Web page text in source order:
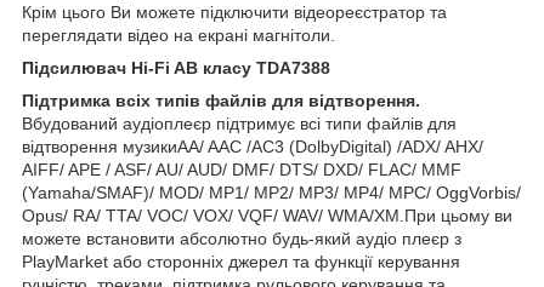
Крім цього Ви можете підключити відеореєстратор та
переглядати відео на екрані магнітоли.
Підсилювач Hi-Fi AB класу TDA7388
Підтримка всіх типів файлів для відтворення.
Вбудований аудіоплеєр підтримує всі типи файлів для
відтворення музикиAA/ AAC /AC3 (DolbyDigital) /ADX/ AHX/
AIFF/ APE / ASF/ AU/ AUD/ DMF/ DTS/ DXD/ FLAC/ MMF
(Yamaha/SMAF)/ MOD/ MP1/ MP2/ MP3/ MP4/ MPC/ OggVorbis/
Opus/ RA/ TTA/ VOC/ VOX/ VQF/ WAV/ WMA/XM.При цьому ви
можете встановити абсолютно будь-який аудіо плеєр з
PlayMarket або сторонніх джерел та функції керування